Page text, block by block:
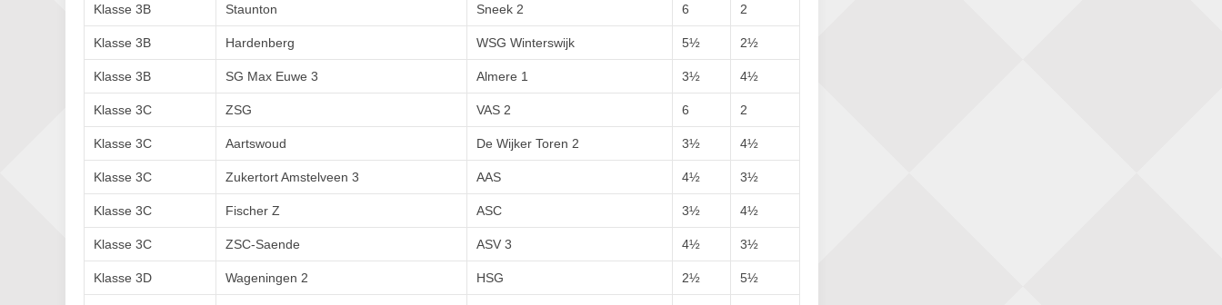
Klasse 3B Staunton Sneek 2 6 2
Klasse 3B Hardenberg WSG Winterswijk 5½ 2½
Klasse 3B SG Max Euwe 3 Almere 1 3½ 4½
Klasse 3C ZSG VAS 2 6 2
Klasse 3C Aartswoud De Wijker Toren 2 3½ 4½
Klasse 3C Zukertort Amstelveen 3 AAS 4½ 3½
Klasse 3C Fischer Z ASC 3½ 4½
Klasse 3C ZSC-Saende ASV 3 4½ 3½
Klasse 3D Wageningen 2 HSG 2½ 5½